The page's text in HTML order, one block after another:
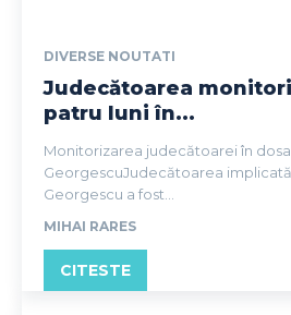
DIVERSE NOUTATI
Judecătoarea
patru luni în...
Monitorizarea judecătoarei în
GeorgescuJudecătoarea
Georgescu a fost...
MIHAI RARES
CITESTE